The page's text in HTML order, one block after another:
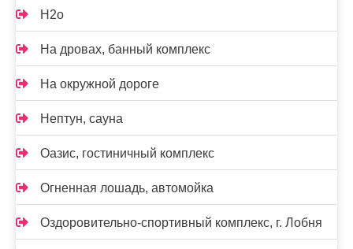
Н2о
На дровах, банный комплекс
На окружной дороге
Нептун, сауна
Оазис, гостиничный комплекс
Огненная лошадь, автомойка
Оздоровительно-спортивный комплекс, г. Лобня